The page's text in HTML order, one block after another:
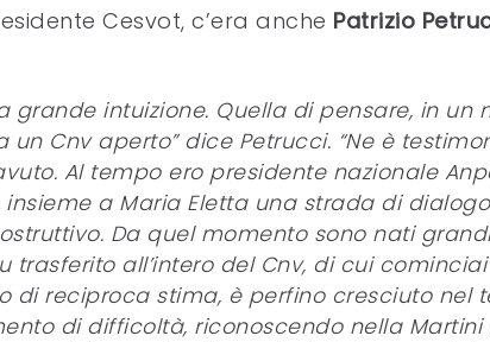
Cesvot, c’era anche Patrizio
grande intuizione. Quella di pensare, in un
Cnv aperto” dice Petrucci. “Ne è
Al tempo ero presidente nazionale
a Maria Eletta una strada di
Da quel momento sono nati
trasferito all’intero del Cnv, di cui
di reciproca stima, è perfino cresciuto nel
di difficoltà, riconoscendo nella Martini